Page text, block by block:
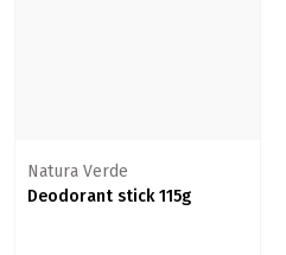
Natura Verde
Deodorant stick 115g